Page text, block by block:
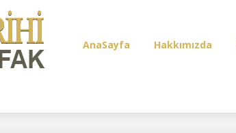
AnaSayfa Hakkımızda